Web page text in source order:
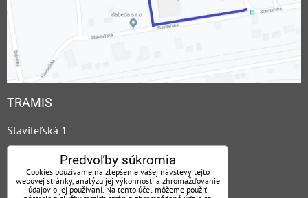
TRAMIS
Staviteľská 1
831 04, Bratislava
KONTAKTY
Predvoľby súkromia
Cookies používame na zlepšenie vašej návštevy tejto
webovej stránky, analýzu jej výkonnosti a zhromažďovanie
údajov o jej používaní. Na tento účel môžeme použiť